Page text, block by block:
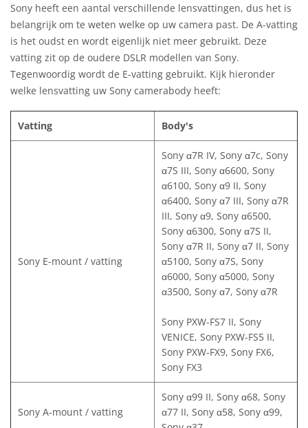
Sony heeft een aantal verschillende lensvattingen, dus het is
belangrijk om te weten welke op uw camera past. De A-vatting
is het oudst en wordt eigenlijk niet meer gebruikt. Deze
vatting zit op de oudere DSLR modellen van Sony.
Tegenwoordig wordt de E-vatting gebruikt. Kijk hieronder
welke lensvatting uw Sony camerabody heeft:
Vatting Body's
Sony E-mount / vatting
Sony α7R IV, Sony α7c, Sony
α7S III, Sony α6600, Sony
α6100, Sony α9 II, Sony
α6400, Sony α7 III, Sony α7R
III, Sony α9, Sony α6500,
Sony α6300, Sony α7S II,
Sony α7R II, Sony α7 II, Sony
α5100, Sony α7S, Sony
α6000, Sony α5000, Sony
α3500, Sony α7, Sony α7R
Sony PXW-FS7 II, Sony
VENICE, Sony PXW-FS5 II,
Sony PXW-FX9, Sony FX6,
Sony FX3
Sony A-mount / vatting
Sony α99 II, Sony α68, Sony
α77 II, Sony α58, Sony α99,